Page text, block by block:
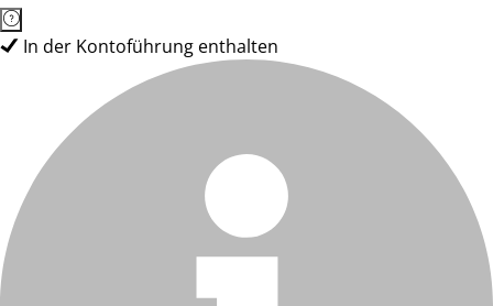
In der Kontoführung enthalten